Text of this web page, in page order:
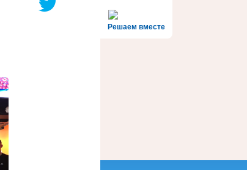
Решаем вместе